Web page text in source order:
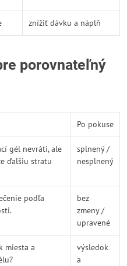
znížiť dávku a náplň
porovnateľný
Po pokuse
gél nevráti, ale
ďalšiu stratu
splnený /
nesplnený
podľa
bez
zmeny /
upravené
miesta a
výsledok
a